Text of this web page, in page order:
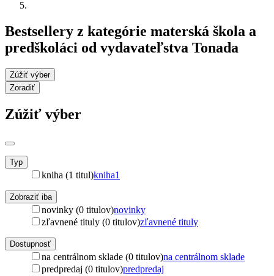
Bestsellery z kategórie materská škola a
predškoláci od vydavateľstva Tonada
Zúžiť výber
Zoradiť
Zúžiť výber
Typ
kniha (1 titul)kniha1
Zobraziť iba
novinky (0 titulov)novinky
zľavnené tituly (0 titulov)zľavnené tituly
Dostupnosť
na centrálnom sklade (0 titulov)na centrálnom sklade
predpredaj (0 titulov)predpredaj